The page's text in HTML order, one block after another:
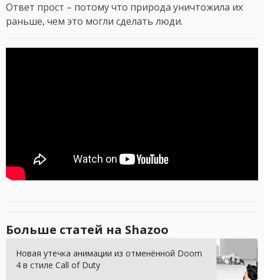
Ответ прост – потому что природа уничтожила их
раньше, чем это могли сделать люди.
Больше статей на Shazoo
Новая утечка анимации из отменённой Doom
4 в стиле Call of Duty